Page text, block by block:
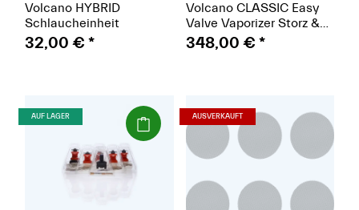
Volcano HYBRID
Schlaucheinheit
32,00 € *
Volcano CLASSIC Easy
Valve Vaporizer Storz &
Bickel
348,00 € *
AUF LAGER (Paket) AUSVERKAUFT (Paket)